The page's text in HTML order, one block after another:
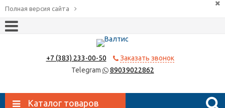
Полная версия сайта
+7 (383) 233-00-50
Заказать звонок
Telegram
89039022862
Каталог товаров